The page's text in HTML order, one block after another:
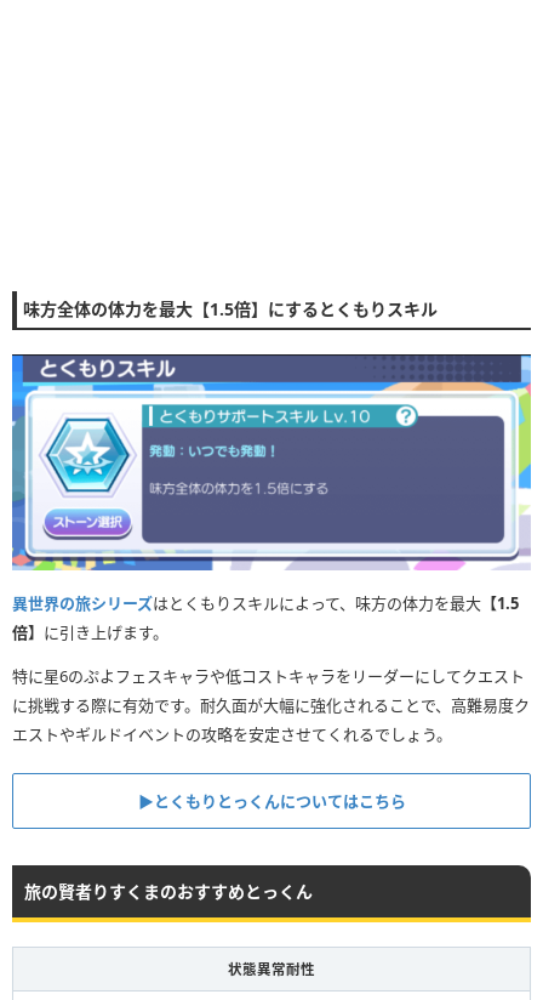
味方全体の体力を最大【1.5倍】にするとくもりスキル
異世界の旅シリーズはとくもりスキルによって、味方の体力を最大 【1.5
倍】 に引き上げます。
特に星6のぷよフェスキャラや低コストキャラをリーダーにしてクエスト
に挑戦する際に有効です。耐久面が大幅に強化されることで、高難易度ク
エストやギルドイベントの攻略を安定させてくれるでしょう。
▶︎とくもりとっくんについてはこちら
旅の賢者りすくまのおすすめとっくん
状態異常耐性